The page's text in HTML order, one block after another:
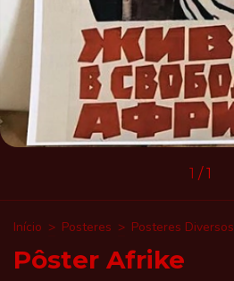
1 /1
Início > Posteres > Posteres Diversos
Pôster Afrike